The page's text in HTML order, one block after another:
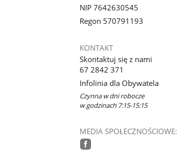
NIP 7642630545
Regon 570791193
KONTAKT
Skontaktuj się z nami
67 2842 371
Infolinia dla Obywatela
Czynna w dni robocze
w godzinach 7:15-15:15
MEDIA SPOŁECZNOŚCIOWE: